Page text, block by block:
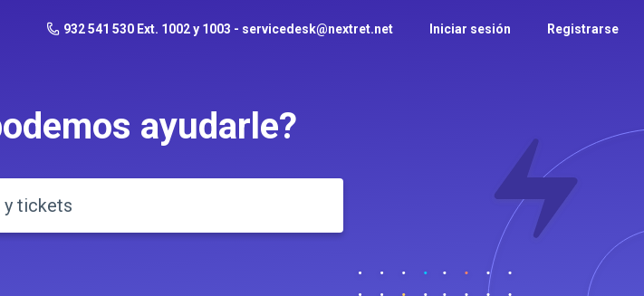
932 541 530 Ext. 1002 y 1003 - servicedesk@nextret.net Iniciar sesión Registrarse
ayudarle?